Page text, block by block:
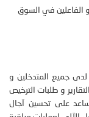
في السوق
لدى جميع المتدخلين و
و طلبات الترخيص
ساعد على تحسين آجال